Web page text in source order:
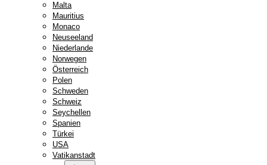
Malta
Mauritius
Monaco
Neuseeland
Niederlande
Norwegen
Österreich
Polen
Schweden
Schweiz
Seychellen
Spanien
Türkei
USA
Vatikanstadt